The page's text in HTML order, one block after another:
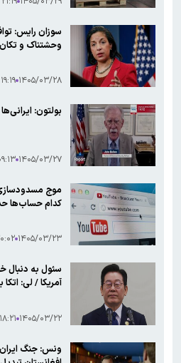
سوزان رایس:
وحشتناک و
۱۴۰۵/۰۳/۲۸ ۱۹:۱۹
بولتون:
۱۴۰۵/۰۳/۲۷
موج مسدودسازی
کدام حساب‌ها
۱۴۰۵/۰۳/۲۳
سئول به دنبال
آمریکا / لی:
۱۴۰۵/۰۳/۲۲ ۱۸:۲۱
ونس: جنگ ایران